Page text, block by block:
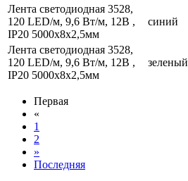
Лента светодиодная 3528,
120 LED/м, 9,6 Вт/м, 12В ,
IP20 5000х8х2,5мм
синий
Лента светодиодная 3528,
120 LED/м, 9,6 Вт/м, 12В ,
IP20 5000х8х2,5мм
зеленый
Первая
«
1
2
»
Последняя